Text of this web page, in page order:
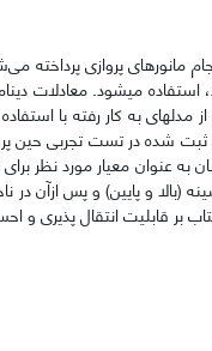
مانورهای پروازی پرداخته
استفاده می­شود. معادلات
به کار رفته با
ثبت شده در تست تجربی حین
به عنوان معیار مورد نظر
و پایین) و پس ازآن در
بر قابلیت انتقال پذیری